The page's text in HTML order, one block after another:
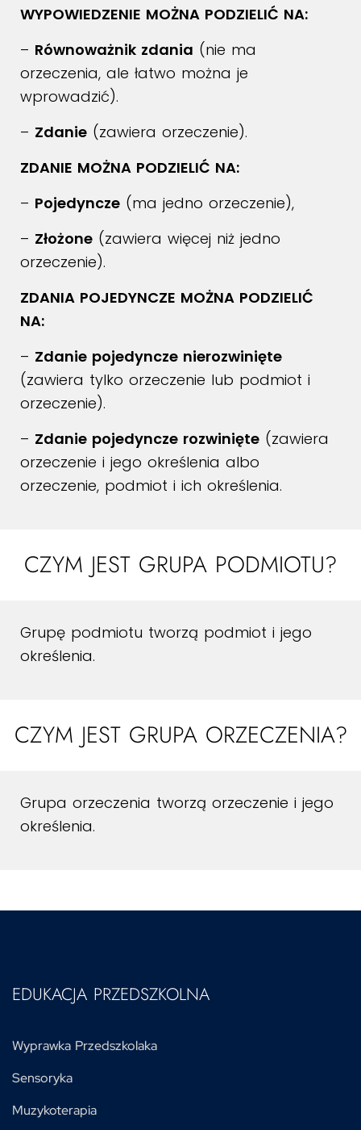
WYPOWIEDZENIE MOŻNA PODZIELIĆ NA:
– Równoważnik zdania (nie ma
orzeczenia, ale łatwo można je
wprowadzić).
– Zdanie (zawiera orzeczenie).
ZDANIE MOŻNA PODZIELIĆ NA:
– Pojedyncze (ma jedno orzeczenie),
– Złożone (zawiera więcej niż jedno
orzeczenie).
ZDANIA POJEDYNCZE MOŻNA PODZIELIĆ
NA:
– Zdanie pojedyncze nierozwinięte
(zawiera tylko orzeczenie lub podmiot i
orzeczenie).
– Zdanie pojedyncze rozwinięte (zawiera
orzeczenie i jego określenia albo
orzeczenie, podmiot i ich określenia.
CZYM JEST GRUPA PODMIOTU?
Grupę podmiotu tworzą podmiot i jego
określenia.
CZYM JEST GRUPA ORZECZENIA?
Grupa orzeczenia tworzą orzeczenie i jego
określenia.
EDUKACJA PRZEDSZKOLNA
Wyprawka Przedszkolaka
Sensoryka
Muzykoterapia